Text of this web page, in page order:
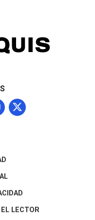
LECTOR